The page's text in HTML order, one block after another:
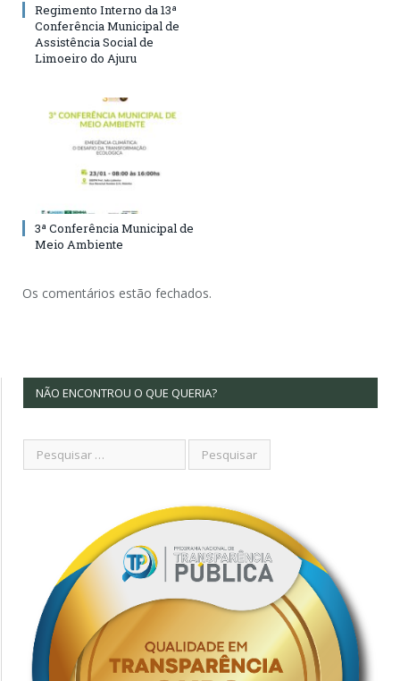
Regimento Interno da 13ª
Conferência Municipal de
Assistência Social de
Limoeiro do Ajuru
3ª Conferência Municipal de
Meio Ambiente
Os comentários estão fechados.
NÃO ENCONTROU O QUE QUERIA?